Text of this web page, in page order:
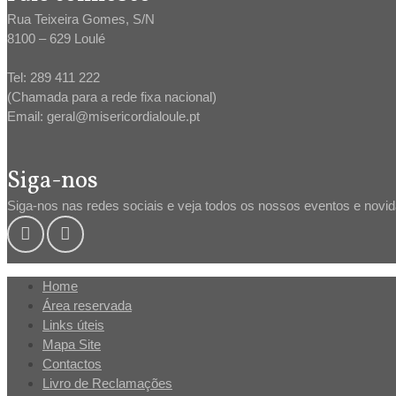
Rua Teixeira Gomes, S/N
8100 – 629 Loulé
Tel: 289 411 222
(Chamada para a rede fixa nacional)
Email: geral@misericordialoule.pt
Siga-nos
Siga-nos nas redes sociais e veja todos os nossos eventos e
Home
Área reservada
Links úteis
Mapa Site
Contactos
Livro de Reclamações